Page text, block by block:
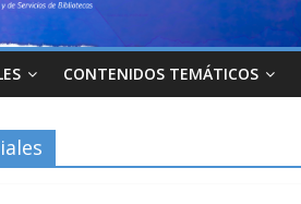
CONTENIDOS TEMÁTICOS